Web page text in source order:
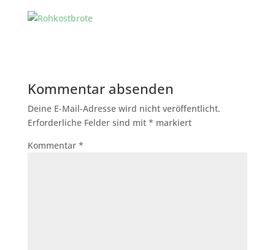
Kommentar absenden
Deine E-Mail-Adresse wird nicht veröffentlicht.
Erforderliche Felder sind mit * markiert
Kommentar *